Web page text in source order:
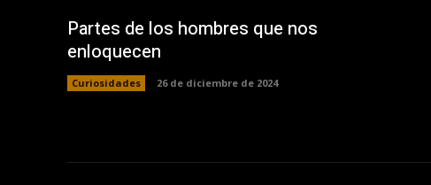
Partes de los hombres que nos
enloquecen
Curiosidades 26 de diciembre de 2024